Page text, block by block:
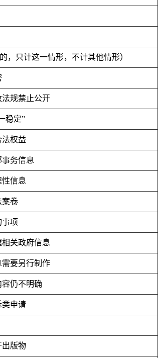
，只计这一情形，不计其他情形）
法规禁止公开
稳定”
法权益
事务信息
性信息
案卷
事项
关政府信息
需要另行制作
仍不明确
类申请
出版物